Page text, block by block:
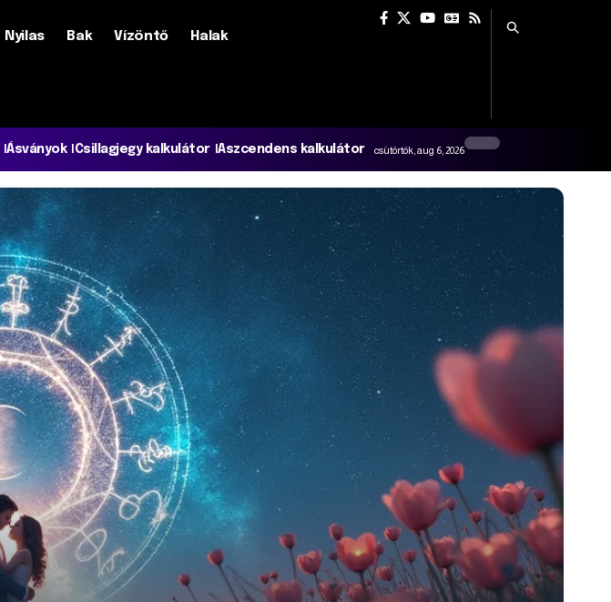
Nyilas Bak Vízöntő Halak
Ásványok Csillagjegy kalkulátor Aszcendens kalkulátor csütörtök, aug 6, 2026